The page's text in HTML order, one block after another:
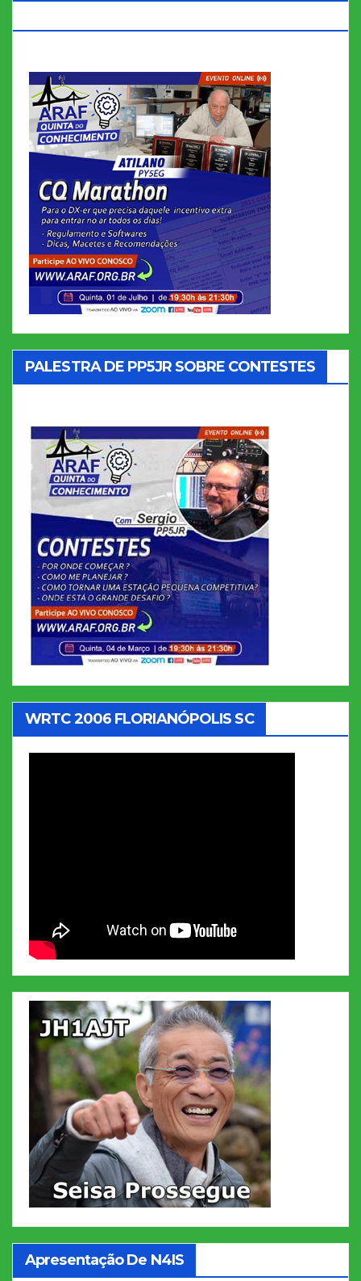
PALESTRA DE PP5JR SOBRE CONTESTES
WRTC 2006 FLORIANÓPOLIS SC
Apresentação De N4IS